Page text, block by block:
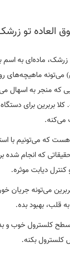
العاده تو
ماده‌ای به اسم
می‌تونه ماهیچه‌های
که منجر به اسهال
بربرین برای
می‌کنه.
که می‌تونیم با
که انجام شده
کنترل دیابت موثره.
می‌تونه جریان
قلب، بهبود بده.
سطح کلسترول خوب و
بکنه.